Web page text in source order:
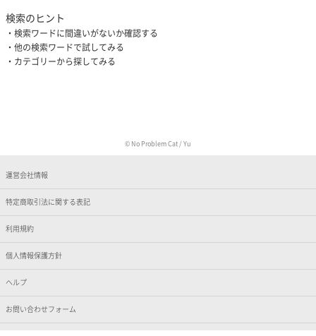
検索のヒント
検索ワードに間違いがないか確認する
他の検索ワードで試してみる
カテゴリーから探してみる
© No Problem Cat / Yu
運営会社情報
特定商取引法に関する表記
利用規約
個人情報保護方針
ヘルプ
お問い合わせフォーム